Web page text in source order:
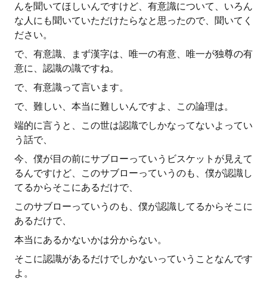
んを聞いてほしいんですけど、有意識について、いろん
な人にも聞いていただけたらなと思ったので、聞いてく
ださい。
で、有意識、まず漢字は、唯一の有意、唯一が独尊の有
意に、認識の識ですね。
で、有意識って言います。
で、難しい、本当に難しいんですよ、この論理は。
端的に言うと、この世は認識でしかなってないよってい
う話で、
今、僕が目の前にサブローっていうビスケットが見えて
るんですけど、このサブローっていうのも、僕が認識し
てるからそこにあるだけで、
このサブローっていうのも、僕が認識してるからそこに
あるだけで、
本当にあるかないかは分からない。
そこに認識があるだけでしかないっていうことなんです
よ。